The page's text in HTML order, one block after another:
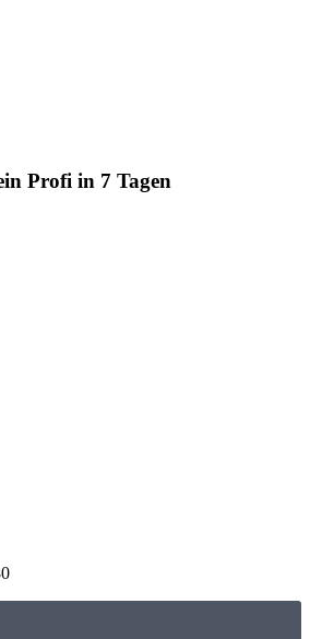
Profi in 7 Tagen